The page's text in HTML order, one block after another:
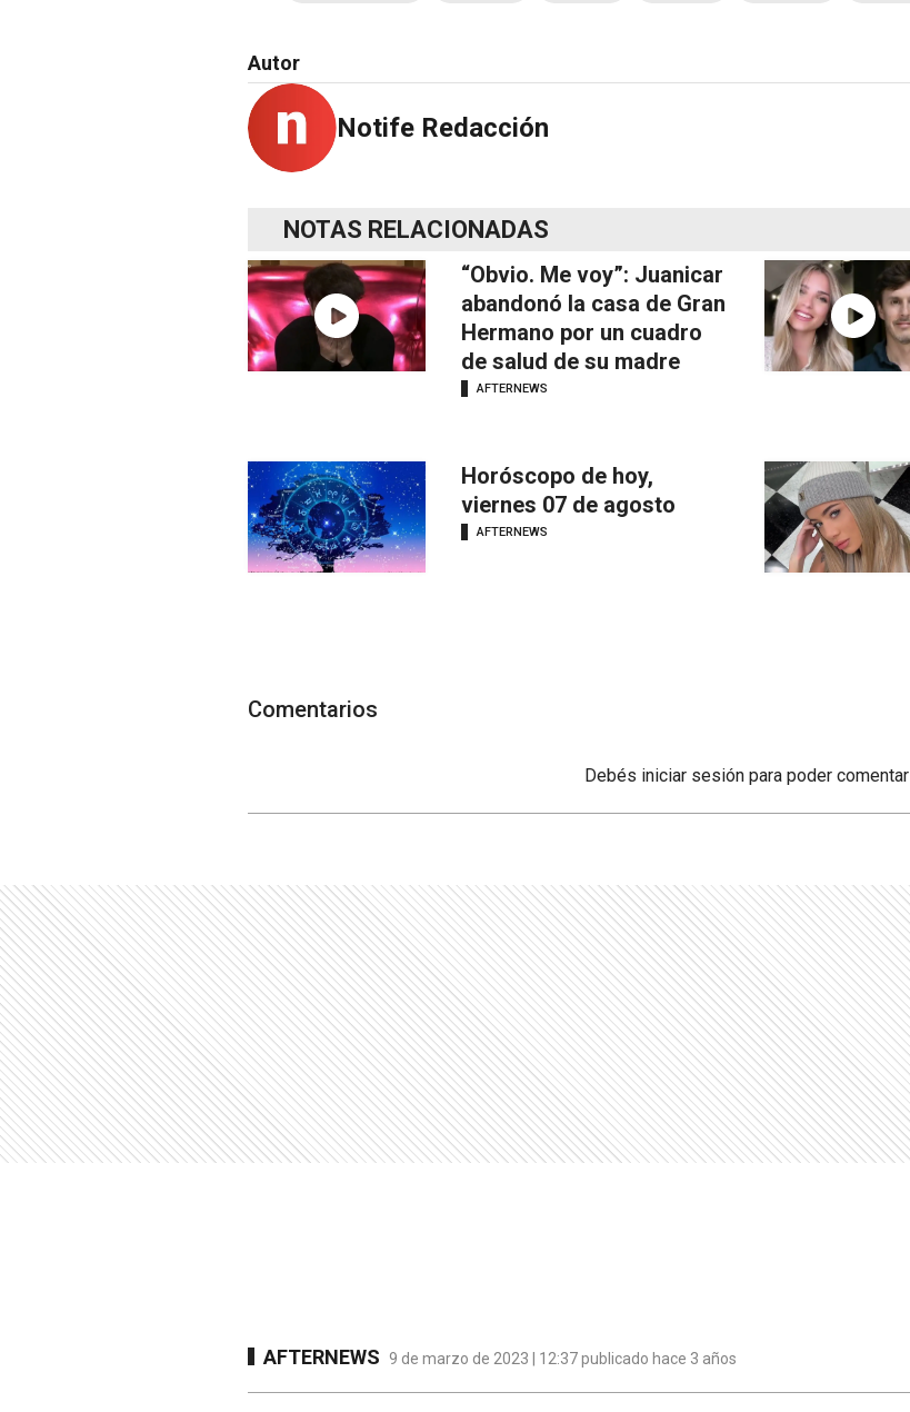
Autor
Notife Redacción
NOTAS RELACIONADAS
“Obvio. Me voy”: Juanicar
abandonó la casa de Gran
Hermano por un cuadro
de salud de su madre
AFTERNEWS
Horóscopo de hoy,
viernes 07 de agosto
AFTERNEWS
Comentarios
Debés iniciar sesión para poder comentar
AFTERNEWS 9 de marzo de 2023 | 12:37 publicado hace 3 años